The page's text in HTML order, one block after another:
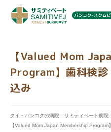
【Valued Mom
Program】歯科検
込み
タイ・バンコクの病院 サミティベート病院
【Valued Mom Japan Membership